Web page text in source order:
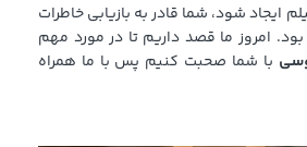
ایجاد شود، شما قادر به بازیابی خاطرات
امروز ما قصد داریم تا در مورد مهم
با شما صحبت کنیم پس با ما همراه